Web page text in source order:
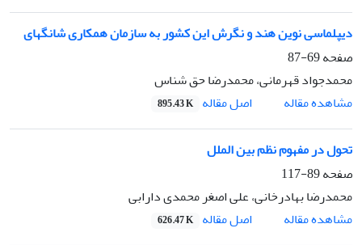
دیپلماسی نوین هند و نگرش این کشور به سازمان همکاری شانگهای
صفحه69-87
محمدجواد قهرمانی، محمدرضا حق شناس
مشاهده مقاله
اصل مقاله 895.43 K
تحول در مفهوم نظم بین الملل
صفحه89-117
محمدرضا بهادرخانی، علی اصغر محمدی دارابی
مشاهده مقاله
اصل مقاله 626.47 K